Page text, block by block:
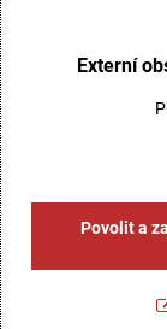
Externí
Povolit a